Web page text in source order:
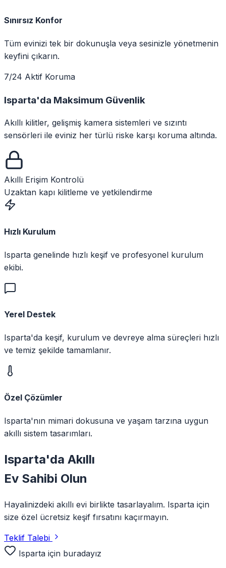
Sınırsız Konfor
Tüm evinizi tek bir dokunuşla veya sesinizle yönetmenin
keyfini çıkarın.
7/24 Aktif Koruma
Isparta'da Maksimum Güvenlik
Akıllı kilitler, gelişmiş kamera sistemleri ve sızıntı
sensörleri ile eviniz her türlü riske karşı koruma altında.
Akıllı Erişim Kontrolü
Uzaktan kapı kilitleme ve yetkilendirme
Hızlı Kurulum
Isparta genelinde hızlı keşif ve profesyonel kurulum
ekibi.
Yerel Destek
Isparta'da keşif, kurulum ve devreye alma süreçleri hızlı
ve temiz şekilde tamamlanır.
Özel Çözümler
Isparta'nın mimari dokusuna ve yaşam tarzına uygun
akıllı sistem tasarımları.
Isparta'da Akıllı
Ev Sahibi Olun
Hayalinizdeki akıllı evi birlikte tasarlayalım. Isparta için
size özel ücretsiz keşif fırsatını kaçırmayın.
Teklif Talebi
Isparta için buradayız